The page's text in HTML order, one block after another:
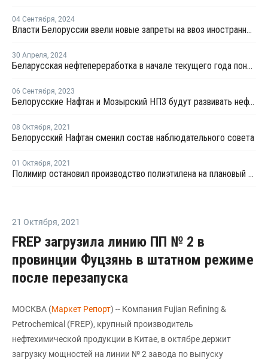
04 Сентября, 2024
Власти Белоруссии ввели новые запреты на ввоз иностранной продукции
30 Апреля, 2024
Беларусская нефтепереработка в начале текущего года понесла огромные убытки
06 Сентября, 2023
Белорусские Нафтан и Мозырский НПЗ будут развивать нефтехимию
08 Октября, 2021
Белорусский Нафтан сменил состав наблюдательного совета
01 Октября, 2021
Полимир остановил производство полиэтилена на плановый ремонт
21 Октября, 2021
FREP загрузила линию ПП № 2 в
провинции Фуцзянь в штатном режиме
после перезапуска
МОСКВА (Маркет Репорт) -- Компания Fujian Refining &
Petrochemical (FREP), крупный производитель
нефтехимической продукции в Китае, в октябре держит
загрузку мощностей на линии № 2 завода по выпуску